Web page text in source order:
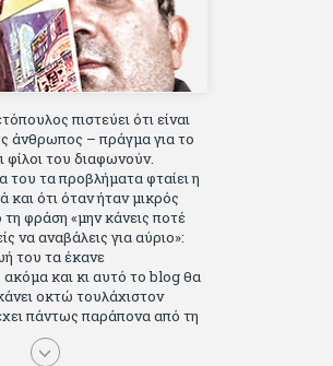
πιστεύει ότι είναι
άνθρωπος – πράγμα για το
φίλοι του διαφωνούν.
του τα προβλήματα φταίει η
και ότι όταν ήταν μικρός
τη φράση «μην κάνεις ποτέ
να αναβάλεις για αύριο»:
του τα έκανε
και κι αυτό το blog θα
οκτώ τουλάχιστον
πάντως παράπονα από τη
απωθημένα. Πέρασε ωραία
πολλά και σοβαρά